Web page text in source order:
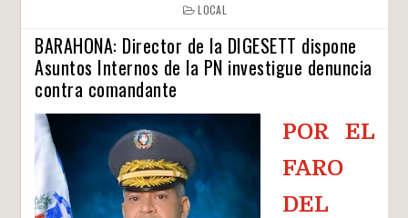
LOCAL
BARAHONA: Director de la DIGESETT dispone
Asuntos Internos de la PN investigue denuncia
contra comandante
POR EL
FARO
DEL